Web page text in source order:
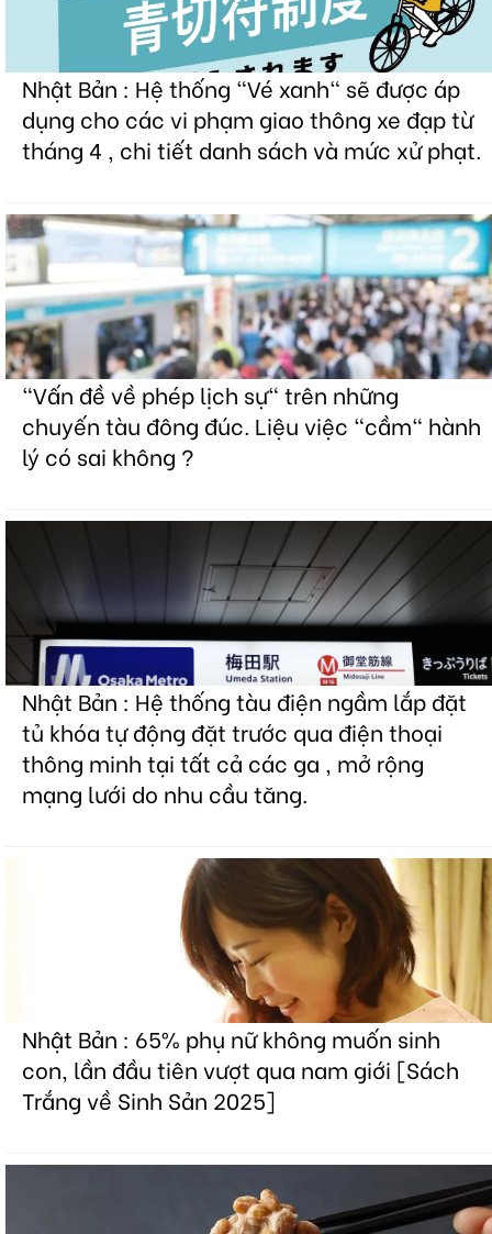
Nhật Bản : Hệ thống "Vé xanh" sẽ được áp
dụng cho các vi phạm giao thông xe đạp từ
tháng 4 , chi tiết danh sách và mức xử phạt.
"Vấn đề về phép lịch sự" trên những
chuyến tàu đông đúc. Liệu việc "cầm" hành
lý có sai không ?
Nhật Bản : Hệ thống tàu điện ngầm lắp đặt
tủ khóa tự động đặt trước qua điện thoại
thông minh tại tất cả các ga , mở rộng
mạng lưới do nhu cầu tăng.
Nhật Bản : 65% phụ nữ không muốn sinh
con, lần đầu tiên vượt qua nam giới [Sách
Trắng về Sinh Sản 2025]